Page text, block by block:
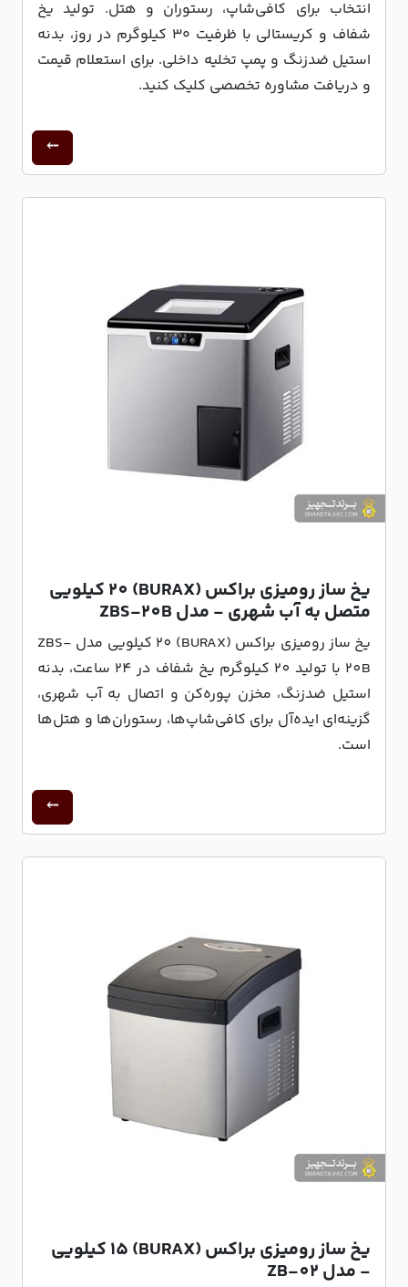
انتخاب برای کافی‌شاپ، رستوران و هتل. تولید یخ
شفاف و کریستالی با ظرفیت ۳۰ کیلوگرم در روز، بدنه
استیل ضدزنگ و پمپ تخلیه داخلی. برای استعلام قیمت
و دریافت مشاوره تخصصی کلیک کنید.
یخ ساز رومیزی براکس (BURAX) 20 کیلویی
متصل به آب شهری - مدل ZBS-20B
یخ ساز رومیزی براکس (BURAX) 20 کیلویی مدل ZBS-
20B با تولید 20 کیلوگرم یخ شفاف در 24 ساعت، بدنه
استیل ضدزنگ، مخزن پوره‌کن و اتصال به آب شهری،
گزینه‌ای ایده‌آل برای کافی‌شاپ‌ها، رستوران‌ها و هتل‌ها
است.
یخ ساز رومیزی براکس (BURAX) 15 کیلویی
- مدل ZB-02